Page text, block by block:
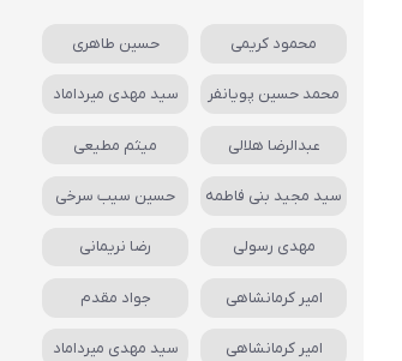
محمود کریمی حسین طاهری
محمد حسین پویانفر سید مهدی میرداماد
عبدالرضا هلالی میثم مطیعی
سید مجید بنی فاطمه حسین سیب سرخی
مهدی رسولی رضا نریمانی
امیر کرمانشاهی جواد مقدم
امیر کرمانشاهی سید مهدی میرداماد